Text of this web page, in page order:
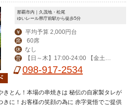
那覇市内｜久茂地・松尾
ゆいレール県庁前駅から徒歩5分
￥ 平均予算 2,000円台
席 60席
休 なし
営
【日～木】17:00-24:00 【金土祝
前日】-翌3:00 ※2019年2月より営業
098-917-2534
きとん！本場の串焼きは 秘伝の自家製タレが
きに！お客様の笑顔の為に 赤字覚悟でご提供